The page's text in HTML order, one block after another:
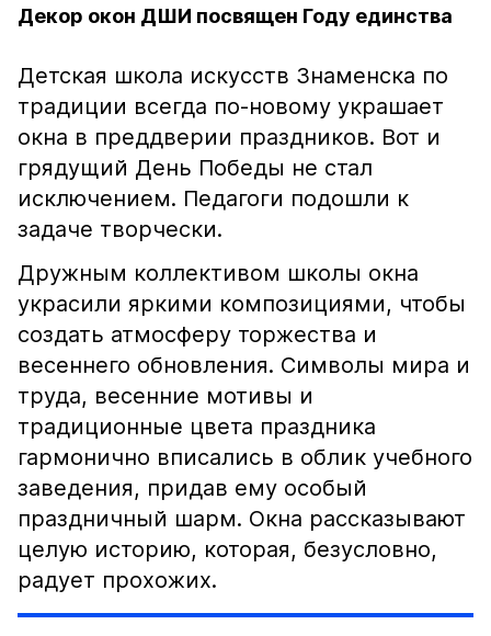
Декор окон ДШИ посвящен Году единства
Детская школа искусств Знаменска по
традиции всегда по-новому украшает
окна в преддверии праздников. Вот и
грядущий День Победы не стал
исключением. Педагоги подошли к
задаче творчески.
Дружным коллективом школы окна
украсили яркими композициями, чтобы
создать атмосферу торжества и
весеннего обновления. Символы мира и
труда, весенние мотивы и
традиционные цвета праздника
гармонично вписались в облик учебного
заведения, придав ему особый
праздничный шарм. Окна рассказывают
целую историю, которая, безусловно,
радует прохожих.